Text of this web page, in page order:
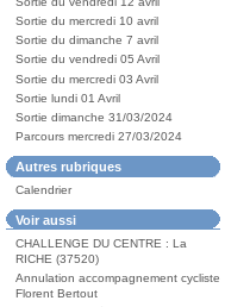
Sortie du mercredi 10 avril
Sortie du dimanche 7 avril
Sortie du vendredi 05 Avril
Sortie du mercredi 03 Avril
Sortie lundi 01 Avril
Sortie dimanche 31/03/2024
Parcours mercredi 27/03/2024
Autres rubriques
Calendrier
Voir aussi
CHALLENGE DU CENTRE : La
RICHE (37520)
Annulation accompagnement cycliste
Florent Bertout